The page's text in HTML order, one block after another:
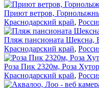
Приют ветров,
Краснодарский край,
Пляж пансионата Шексна,
Краснодарский край,
Роза Пик 2320м, Роза
Краснодарский край,